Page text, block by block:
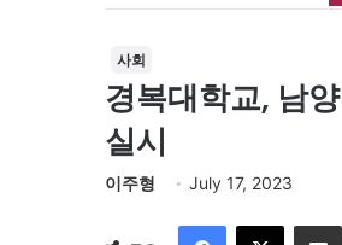
사회
경복대학교, 남
실시
이주형 July 17, 2023